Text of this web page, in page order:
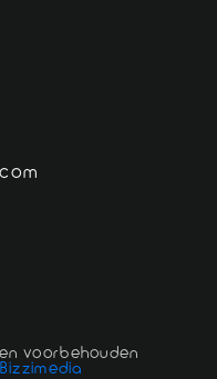
voorbehouden
Bizzimedia